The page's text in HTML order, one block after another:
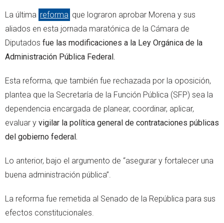
La última reforma que lograron aprobar Morena y sus
aliados en esta jornada maratónica de la Cámara de
Diputados fue las modificaciones a la Ley Orgánica de la
Administración Pública Federal.
Esta reforma, que también fue rechazada por la oposición,
plantea que la Secretaría de la Función Pública (SFP) sea la
dependencia encargada de planear, coordinar, aplicar,
evaluar y vigilar la política general de contrataciones públicas
del gobierno federal.
Lo anterior, bajo el argumento de “asegurar y fortalecer una
buena administración pública”.
La reforma fue remetida al Senado de la República para sus
efectos constitucionales.